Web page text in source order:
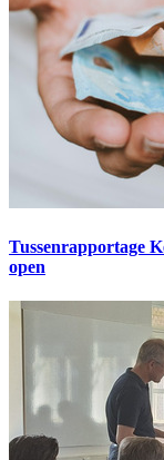
Tussenrapportage
open